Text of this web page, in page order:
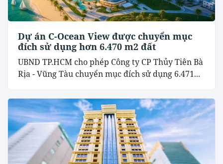
Dự án C-Ocean View được chuyển mục
đích sử dụng hơn 6.470 m2 đất
UBND TP.HCM cho phép Công ty CP Thủy Tiên Bà
Rịa - Vũng Tàu chuyển mục đích sử dụng 6.471...